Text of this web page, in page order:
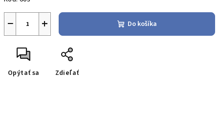
+
− Do košíka
Opýtať sa Zdieľať